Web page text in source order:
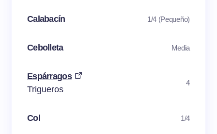
Calabacín 1/4 (Pequeño)
Cebolleta Media
Espárragos
Trigueros
4
Col 1/4